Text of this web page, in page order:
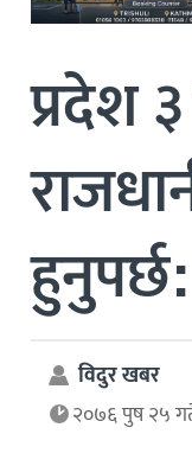
प्रदेश
विदुर खबर
२०७६ पुष २५